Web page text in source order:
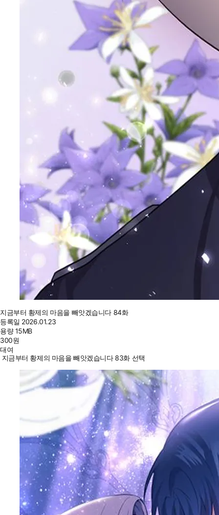
지금부터 황제의 마음을 빼앗겠습니다 84화
등록일 2026.01.23
용량15MB
300원
대여
지금부터 황제의 마음을 빼앗겠습니다 83화 선택